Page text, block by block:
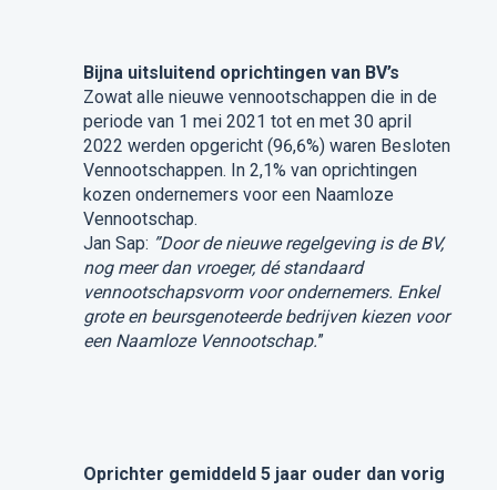
Bijna uitsluitend oprichtingen van BV’s
Zowat alle nieuwe vennootschappen die in de
periode van 1 mei 2021 tot en met 30 april
2022 werden opgericht (96,6%) waren Besloten
Vennootschappen. In 2,1% van oprichtingen
kozen ondernemers voor een Naamloze
Vennootschap.
Jan Sap: ”Door de nieuwe regelgeving is de BV,
nog meer dan vroeger, dé standaard
vennootschapsvorm voor ondernemers. Enkel
grote en beursgenoteerde bedrijven kiezen voor
een Naamloze Vennootschap.”
Oprichter gemiddeld 5 jaar ouder dan vorig